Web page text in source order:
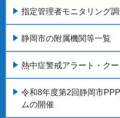
指定管理者モニタリング
静岡市の附属機関等一覧
熱中症警戒アラート・ク
令和8年度第2回静岡市
ムの開催